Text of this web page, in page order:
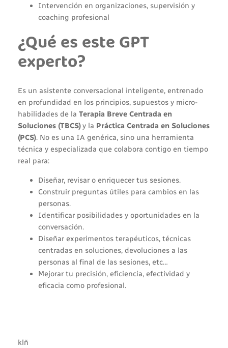
Intervención en organizaciones, supervisión y
coaching profesional
¿Qué es este GPT
experto?
Es un asistente conversacional inteligente, entrenado
en profundidad en los principios, supuestos y micro-
habilidades de la Terapia Breve Centrada en
Soluciones (TBCS)y la Práctica Centrada en Soluciones
(PCS). No es una IA genérica, sino una herramienta
técnica y especializada que colabora contigo en tiempo
real para:
Diseñar, revisar o enriquecer tus sesiones.
Construir preguntas útiles para cambios en las
personas.
Identificar posibilidades y oportunidades en la
conversación.
Diseñar experimentos terapéuticos, técnicas
centradas en soluciones, devoluciones a las
personas al final de las sesiones, etc…
Mejorar tu precisión, eficiencia, efectividad y
eficacia como profesional.
klñ